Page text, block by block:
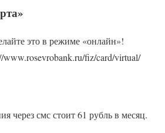
это в режиме «онлайн»!
fiz/card/virtual/
через смс стоит 61 рубль в месяц.